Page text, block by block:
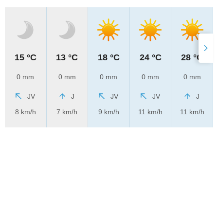
15 °C
0 mm
JV
8 km/h
13 °C
0 mm
J
7 km/h
18 °C
0 mm
JV
9 km/h
24 °C
0 mm
JV
11 km/h
28 °C
0 mm
J
11 km/h